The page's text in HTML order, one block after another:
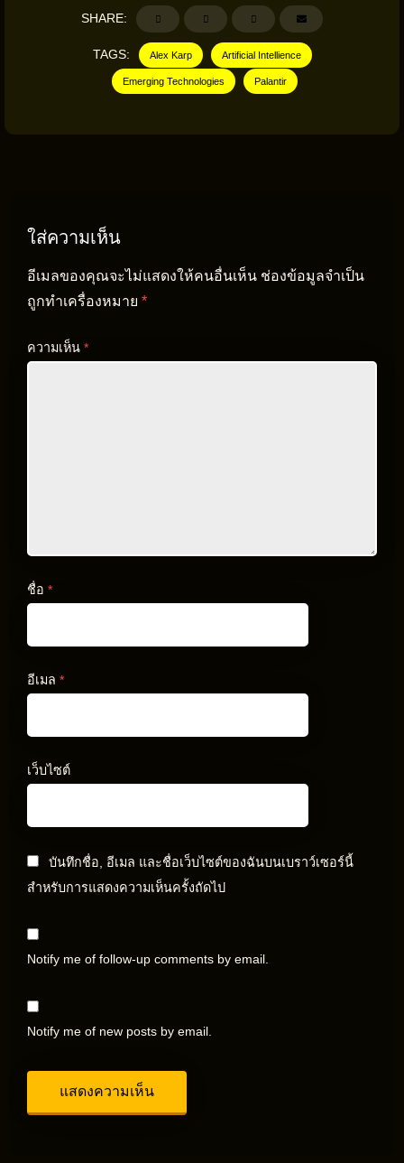
SHARE:
TAGS: Alex Karp Artificial Intellience
Emerging Technologies Palantir
ใส่ความเห็น
อีเมลของคุณจะไม่แสดงให้คนอื่นเห็น ช่องข้อมูลจำเป็น
ถูกทำเครื่องหมาย *
ความเห็น *
ชื่อ *
อีเมล *
เว็บไซต์
บันทึกชื่อ, อีเมล และชื่อเว็บไซต์ของฉันบนเบราว์เซอร์นี้
สำหรับการแสดงความเห็นครั้งถัดไป
Notify me of follow-up comments by email.
Notify me of new posts by email.